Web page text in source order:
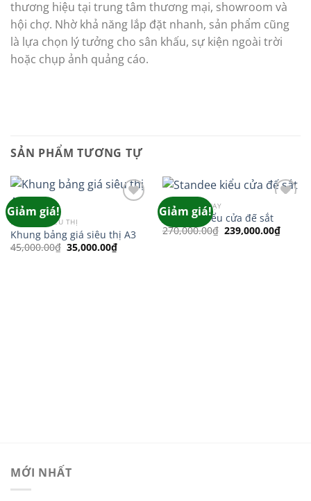
thương hiệu tại trung tâm thương mại, showroom và
hội chợ. Nhờ khả năng lắp đặt nhanh, sản phẩm cũng
là lựa chọn lý tưởng cho sân khấu, sự kiện ngoài trời
hoặc chụp ảnh quảng cáo.
SẢN PHẨM TƯƠNG TỰ
Giảm giá!
BẢNG GIÁ SIÊU THỊ
Khung bảng giá siêu thị A3
45,000.00₫ Giá
gốc
35,000.00₫Giá
hiện
Giảm giá!
Add to
wishlist
HÀNG BÁN CHẠY
Standee kiểu cửa đế sắt
270,000.00₫ Giá
239,000.00₫Giá
hiện
MỚI NHẤT